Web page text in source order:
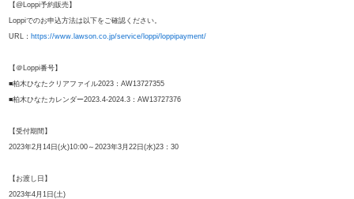
【@Loppi予約販売】
Loppiでのお申込方法は以下をご確認ください。
URL： https://www.lawson.co.jp/service/loppi/loppipayment/
【＠Loppi番号】
■柏木ひなたクリアファイル2023：AW13727355
■柏木ひなたカレンダー2023.4-2024.3：AW13727376
【受付期間】
2023年2月14日(火)10:00～2023年3月22日(水)23：30
【お渡し日】
2023年4月1日(土)